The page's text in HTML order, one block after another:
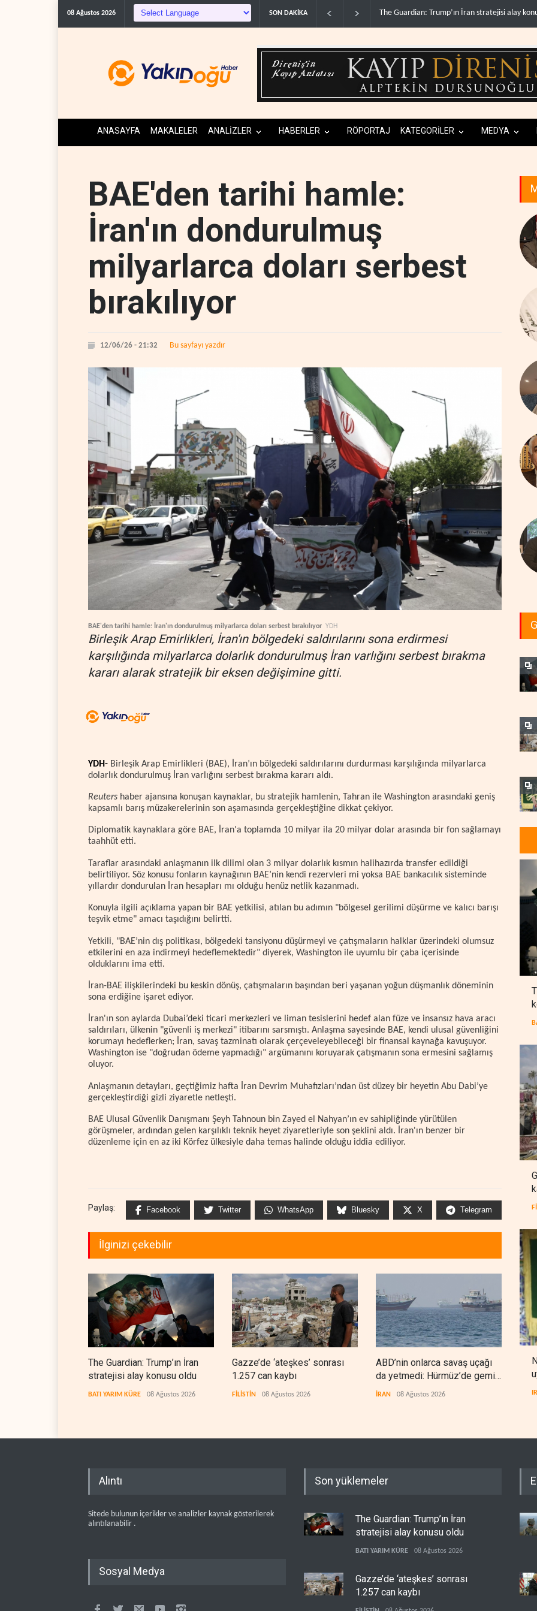
08 Ağustos 2026 SON DAKİKA
The Guardian: Trump’ın İran stratejisi alay konusu oldu.. Gazze’de ‘ateşkes’ sonrası 1.257 can kaybı..
ANASAYFA MAKALELER ANALİZLER HABERLER RÖPORTAJ KATEGORİLER MEDYA
BAE'den tarihi hamle:
İran'ın dondurulmuş
milyarlarca doları serbest
bırakılıyor
12/06/26 - 21:32 Bu sayfayı yazdır
BAE'den tarihi hamle: İran'ın dondurulmuş milyarlarca doları serbest bırakılıyor YDH
Birleşik Arap Emirlikleri, İran'ın bölgedeki saldırılarını sona erdirmesi
karşılığında milyarlarca dolarlık dondurulmuş İran varlığını serbest bırakma
kararı alarak stratejik bir eksen değişimine gitti.
YDH- Birleşik Arap Emirlikleri (BAE), İran’ın bölgedeki saldırılarını durdurması karşılığında milyarlarca
dolarlık dondurulmuş İran varlığını serbest bırakma kararı aldı.
Reuters haber ajansına konuşan kaynaklar, bu stratejik hamlenin, Tahran ile Washington arasındaki geniş
kapsamlı barış müzakerelerinin son aşamasında gerçekleştiğine dikkat çekiyor.
Diplomatik kaynaklara göre BAE, İran'a toplamda 10 milyar ila 20 milyar dolar arasında bir fon sağlamayı
taahhüt etti.
Taraflar arasındaki anlaşmanın ilk dilimi olan 3 milyar dolarlık kısmın halihazırda transfer edildiği
belirtiliyor. Söz konusu fonların kaynağının BAE’nin kendi rezervleri mi yoksa BAE bankacılık sisteminde
yıllardır dondurulan İran hesapları mı olduğu henüz netlik kazanmadı.
Konuyla ilgili açıklama yapan bir BAE yetkilisi, atılan bu adımın "bölgesel gerilimi düşürme ve kalıcı barışı
teşvik etme" amacı taşıdığını belirtti.
Yetkili, "BAE’nin dış politikası, bölgedeki tansiyonu düşürmeyi ve çatışmaların halklar üzerindeki olumsuz
etkilerini en aza indirmeyi hedeflemektedir" diyerek, Washington ile uyumlu bir çaba içerisinde
olduklarını ima etti.
İran-BAE ilişkilerindeki bu keskin dönüş, çatışmaların başından beri yaşanan yoğun düşmanlık döneminin
sona erdiğine işaret ediyor.
İran'ın son aylarda Dubai’deki ticari merkezleri ve liman tesislerini hedef alan füze ve insansız hava aracı
saldırıları, ülkenin "güvenli iş merkezi" itibarını sarsmıştı. Anlaşma sayesinde BAE, kendi ulusal güvenliğini
korumayı hedeflerken; İran, savaş tazminatı olarak çerçeveleyebileceği bir finansal kaynağa kavuşuyor.
Washington ise "doğrudan ödeme yapmadığı" argümanını koruyarak çatışmanın sona ermesini sağlamış
oluyor.
Anlaşmanın detayları, geçtiğimiz hafta İran Devrim Muhafızları’ndan üst düzey bir heyetin Abu Dabi’ye
gerçekleştirdiği gizli ziyaretle netleşti.
BAE Ulusal Güvenlik Danışmanı Şeyh Tahnoun bin Zayed el Nahyan’ın ev sahipliğinde yürütülen
görüşmeler, ardından gelen karşılıklı teknik heyet ziyaretleriyle son şeklini aldı. İran'ın benzer bir
düzenleme için en az iki Körfez ülkesiyle daha temas halinde olduğu iddia ediliyor.
Paylaş: Facebook Twitter WhatsApp Bluesky X Telegram
İlginizi çekebilir
The Guardian: Trump’ın İran
stratejisi alay konusu oldu
BATI YARIM KÜRE 08 Ağustos 2026
Gazze’de ‘ateşkes’ sonrası
1.257 can kaybı
FİLİSTİN 08 Ağustos 2026
ABD’nin onlarca savaş uçağı
da yetmedi: Hürmüz’de gemi
vuruldu
İRAN 08 Ağustos 2026 IRAK
Alıntı
Sitede bulunun içerikler ve analizler kaynak gösterilerek
alıntılanabilir .
Sosyal Medya
Son yüklemeler
The Guardian: Trump’ın İran
stratejisi alay konusu oldu
BATI YARIM KÜRE 08 Ağustos 2026
Gazze’de ‘ateşkes’ sonrası
1.257 can kaybı